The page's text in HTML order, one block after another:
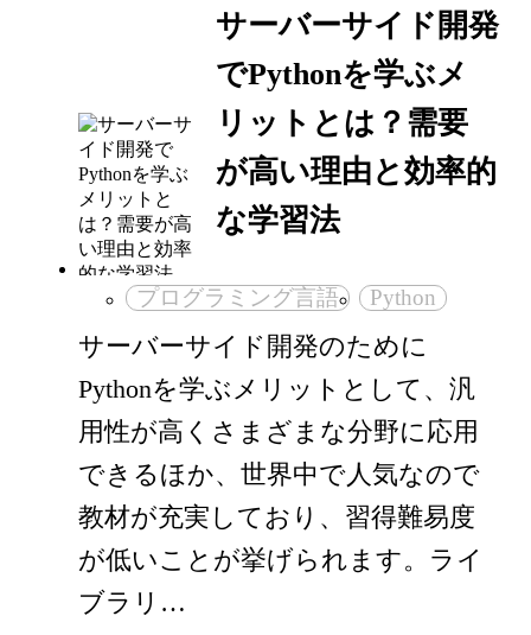
サーバーサイド開発
でPythonを学ぶメ
リットとは？需要
が高い理由と効率的
な学習法
プログラミング言語 Python
サーバーサイド開発のために
Pythonを学ぶメリットとして、汎
用性が高くさまざまな分野に応用
できるほか、世界中で人気なので
教材が充実しており、習得難易度
が低いことが挙げられます。ライ
ブラリ…